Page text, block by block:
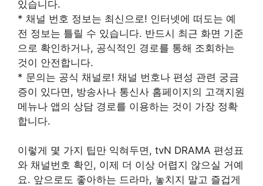
있습니다.
* 채널 번호 정보는 최신으로! 인터넷에 떠도는 예
전 정보는 틀릴 수 있습니다. 반드시 최근 화면 기준
으로 확인하거나, 공식적인 경로를 통해 조회하는
것이 안전합니다.
* 문의는 공식 채널로! 채널 번호나 편성 관련 궁금
증이 있다면, 방송사나 통신사 홈페이지의 고객지원
메뉴나 앱의 상담 경로를 이용하는 것이 가장 정확
합니다.
이렇게 몇 가지 팁만 익혀두면, tvN DRAMA 편성표
와 채널번호 확인, 이제 더 이상 어렵지 않으실 거예
요. 앞으로도 좋아하는 드라마, 놓치지 말고 즐겁게